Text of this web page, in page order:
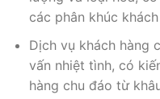
các phân khúc
Dịch vụ khách hàng
vấn nhiệt tình, có
hàng chu đáo từ